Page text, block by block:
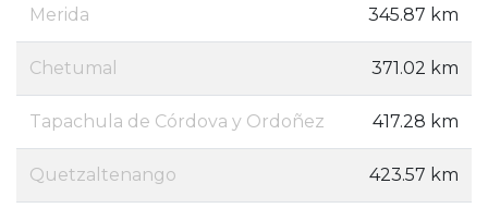
Merida 345.87 km
Chetumal 371.02 km
Tapachula de Córdova y Ordoñez 417.28 km
Quetzaltenango 423.57 km